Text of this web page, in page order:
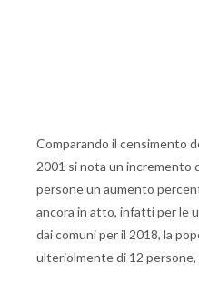
Comparando il censimento
2001 si nota un incremento
persone un aumento
ancora in atto, infatti per le
dai comuni per il 2018, la
ulteriolmente di 12 persone,